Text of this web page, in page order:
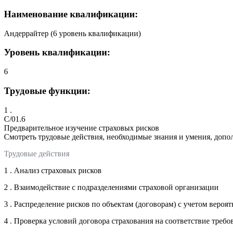
Наименование квалификации:
Андеррайтер (6 уровень квалификации)
Уровень квалификации:
6
Трудовые функции:
1 .
C/01.6
Предварительное изучение страховых рисков
Смотреть трудовые действия, необходимые знания и умения,
Трудовые действия
1 . Анализ страховых рисков
2 . Взаимодействие с подразделениями страховой организации
3 . Распределение рисков по объектам (договорам) с учетом
4 . Проверка условий договора страхования на соответствие